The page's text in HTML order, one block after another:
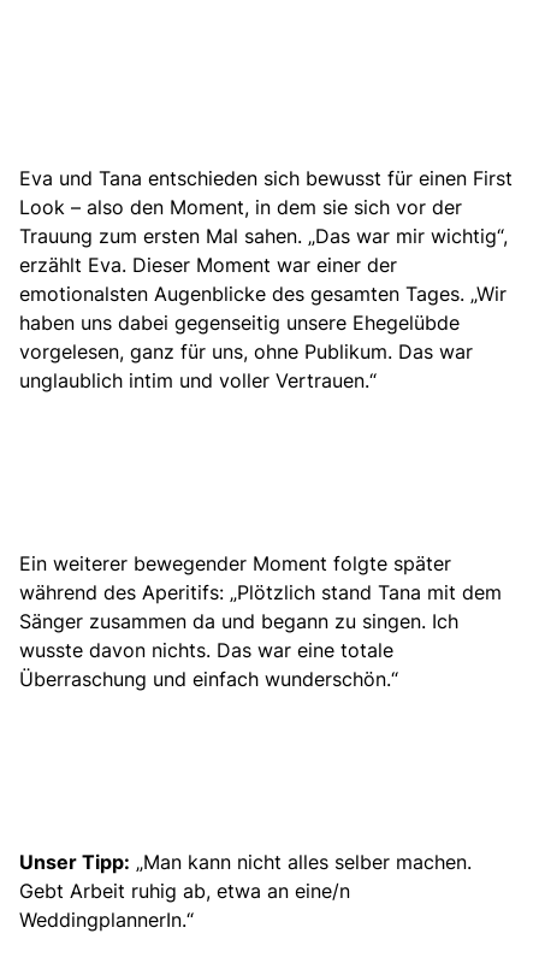
Eva und Tana entschieden sich bewusst für einen First
Look – also den Moment, in dem sie sich vor der
Trauung zum ersten Mal sahen. „Das war mir wichtig“,
erzählt Eva. Dieser Moment war einer der
emotionalsten Augenblicke des gesamten Tages. „Wir
haben uns dabei gegenseitig unsere Ehegelübde
vorgelesen, ganz für uns, ohne Publikum. Das war
unglaublich intim und voller Vertrauen.“
Ein weiterer bewegender Moment folgte später
während des Aperitifs: „Plötzlich stand Tana mit dem
Sänger zusammen da und begann zu singen. Ich
wusste davon nichts. Das war eine totale
Überraschung und einfach wunderschön.“
Unser Tipp: „Man kann nicht alles selber machen.
Gebt Arbeit ruhig ab, etwa an eine/n
WeddingplannerIn.“